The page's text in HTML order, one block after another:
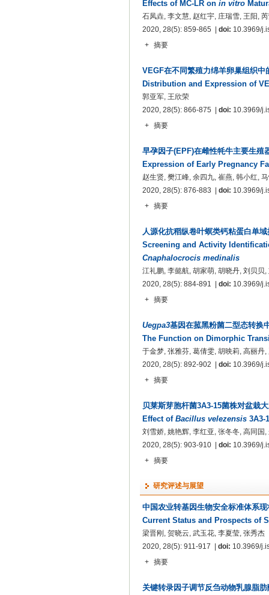
Effects of MC-LR on in vitro
石凤垚, 李文慧, 赵红宇, 庄瑞雪, 王阳,
2020, 28(5): 859-865 | doi: 10.3969/
+
摘要
VEGF在不同繁殖力绵羊卵巢组织中
Distribution and Expression of
郭亚军, 王欣荣
2020, 28(5): 866-875 | doi: 10.3969/
+
摘要
早孕因子(EPF)在雌性牦牛主要生殖
Expression of Early Pregnancy
赵生贤, 樊江峰, 余四九, 崔燕, 韩小红,
2020, 28(5): 876-883 | doi: 10.3969/
+
摘要
人源化抗稻纵卷叶螟类钙粘蛋白单
Screening and Activity
Cnaphalocrocis medinalis
江礼鹏, 李懿航, 胡家萌, 胡晓丹, 刘贝贝,
2020, 28(5): 884-891 | doi: 10.3969/
+
摘要
Uegpa3基因在菰黑粉菌二型态转换
The Function on Dimorphic
于金梦, 张雅芬, 葛倩雯, 胡映莉, 高丽丹,
2020, 28(5): 892-902 | doi: 10.3969/
+
摘要
贝莱斯芽胞杆菌3A3-15菌株对盆栽
Effect of Bacillus velezensis3A3-
刘雪娇, 姚艳辉, 李红亚, 张冬冬, 高同国,
2020, 28(5): 903-910 | doi: 10.3969/
+
摘要
研究评述与展望
中国农业转基因生物安全标准体系现
Current Status and Prospects of
梁晋刚, 贺晓云, 武玉花, 李夏莹, 张秀杰
2020, 28(5): 911-917 | doi: 10.3969/
+
摘要
关键转录因子调节反刍动物乳腺脂